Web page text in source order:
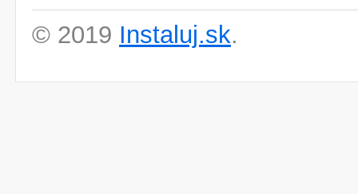
© 2019 Instaluj.sk.